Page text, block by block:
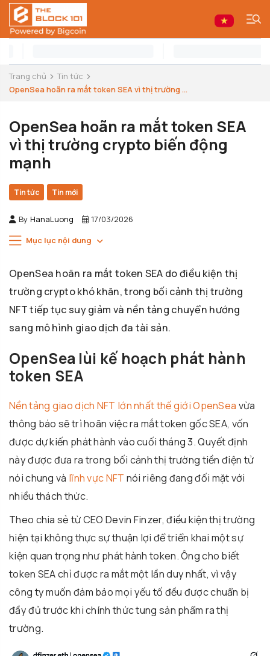
Trang chủ
Tin tức
OpenSea hoãn ra mắt token SEA vì thị trường ...
OpenSea hoãn ra mắt token SEA
vì thị trường crypto biến động
mạnh
Tin tức Tin mới
By HanaLuong 17/03/2026
Mục lục nội dung
OpenSea hoãn ra mắt token SEA do điều kiện thị
trường crypto khó khăn, trong bối cảnh thị trường
NFT tiếp tục suy giảm và nền tảng chuyển hướng
sang mô hình giao dịch đa tài sản.
OpenSea lùi kế hoạch phát hành
token SEA
Nền tảng giao dịch NFT lớn nhất thế giới OpenSea vừa
thông báo sẽ trì hoãn việc ra mắt token gốc SEA, vốn
được dự kiến phát hành vào cuối tháng 3. Quyết định
này được đưa ra trong bối cảnh thị trường tiền điện tử
nói chung và lĩnh vực NFT nói riêng đang đối mặt với
nhiều thách thức.
Theo chia sẻ từ CEO Devin Finzer, điều kiện thị trường
hiện tại không thực sự thuận lợi để triển khai một sự
kiện quan trọng như phát hành token. Ông cho biết
token SEA chỉ được ra mắt một lần duy nhất, vì vậy
công ty muốn đảm bảo mọi yếu tố đều được chuẩn bị
đầy đủ trước khi chính thức tung sản phẩm ra thị
trường.